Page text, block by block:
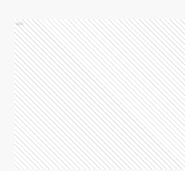
Ads